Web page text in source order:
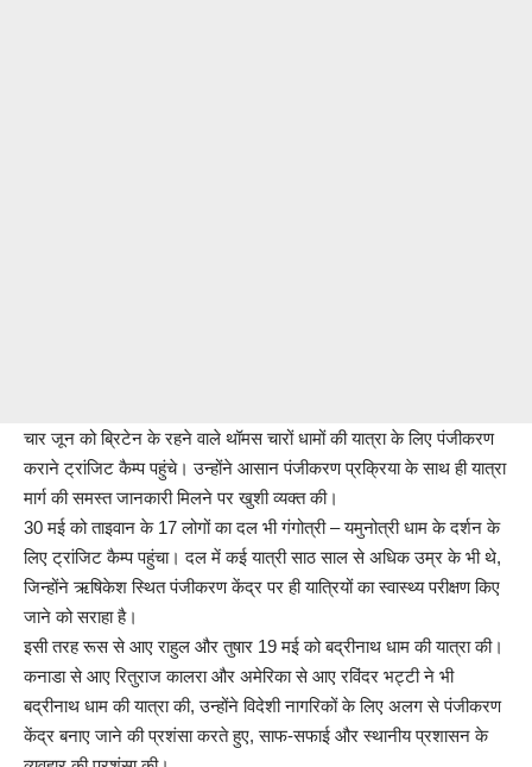
चार जून को ब्रिटेन के रहने वाले थॉमस चारों धामों की यात्रा के लिए पंजीकरण
कराने ट्रांजिट कैम्प पहुंचे। उन्होंने आसान पंजीकरण प्रक्रिया के साथ ही यात्रा
मार्ग की समस्त जानकारी मिलने पर खुशी व्यक्त की।
30 मई को ताइवान के 17 लोगों का दल भी गंगोत्री – यमुनोत्री धाम के दर्शन के
लिए ट्रांजिट कैम्प पहुंचा। दल में कई यात्री साठ साल से अधिक उम्र के भी थे,
जिन्होंने ऋषिकेश स्थित पंजीकरण केंद्र पर ही यात्रियों का स्वास्थ्य परीक्षण किए
जाने को सराहा है।
इसी तरह रूस से आए राहुल और तुषार 19 मई को बद्रीनाथ धाम की यात्रा की।
कनाडा से आए रितुराज कालरा और अमेरिका से आए रविंदर भट्टी ने भी
बद्रीनाथ धाम की यात्रा की, उन्होंने विदेशी नागरिकों के लिए अलग से पंजीकरण
केंद्र बनाए जाने की प्रशंसा करते हुए, साफ-सफाई और स्थानीय प्रशासन के